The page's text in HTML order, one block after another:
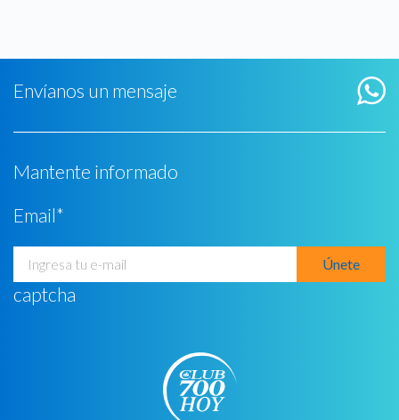
Envíanos un mensaje
Mantente informado
Email*
captcha